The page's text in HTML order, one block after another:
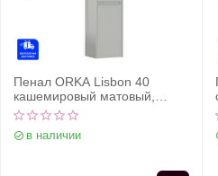
Пенал ORKA Lisbon 40
кашемировый матовый,
универсальный
в наличии